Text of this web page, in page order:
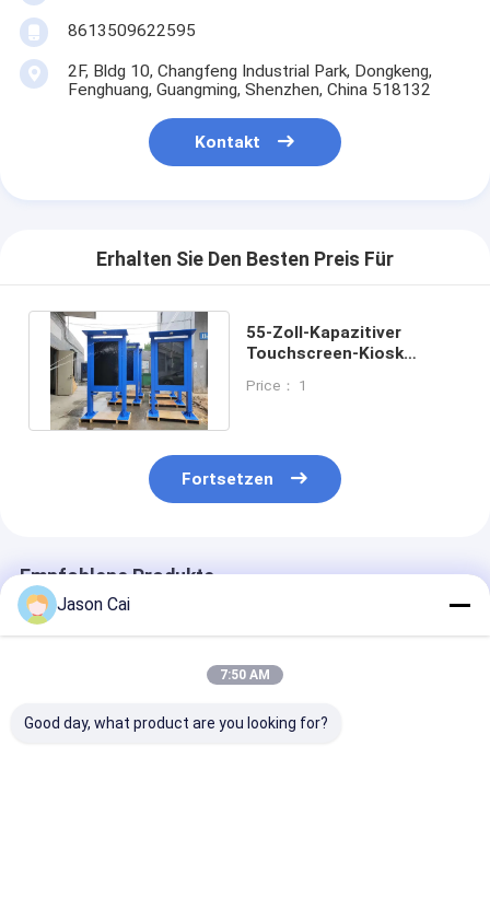
8613509622595
2F, Bldg 10, Changfeng Industrial Park, Dongkeng,
Fenghuang, Guangming, Shenzhen, China 518132
Kontakt
Erhalten Sie Den Besten Preis Für
55-Zoll-Kapazitiver
Touchscreen-Kiosk
400CD Helligkeit
Price： 1
Fortsetzen
Empfohlene Produkte
Jason Cai
7:50 AM
Good day, what product are you looking for?